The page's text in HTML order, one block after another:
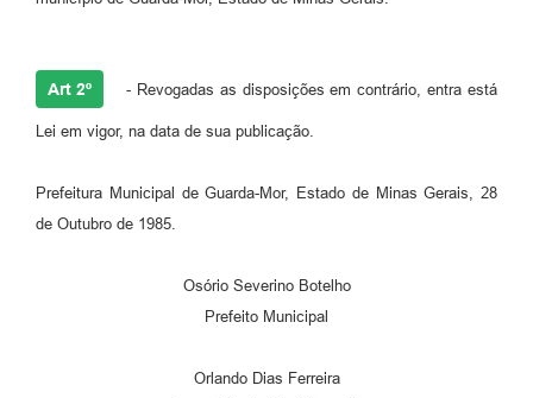
Art 2º - Revogadas as disposições em contrário, entra está
Lei em vigor, na data de sua publicação.
Prefeitura Municipal de Guarda-Mor, Estado de Minas Gerais, 28
de Outubro de 1985.
Osório Severino Botelho
Prefeito Municipal
Orlando Dias Ferreira